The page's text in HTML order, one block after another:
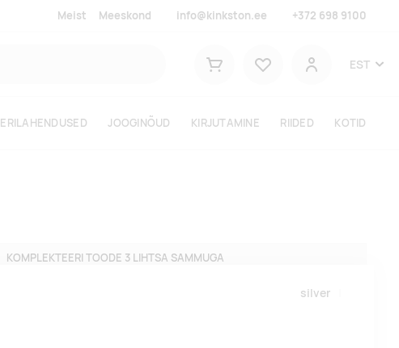
Meist Meeskond info@kinkston.ee +372 698 9100
Ostukorv
Kasutaja
EST
ERILAHENDUSED JOOGINÕUD KIRJUTAMINE RIIDED KOTID
KOMPLEKTEERI TOODE 3 LIHTSA SAMMUGA
silver